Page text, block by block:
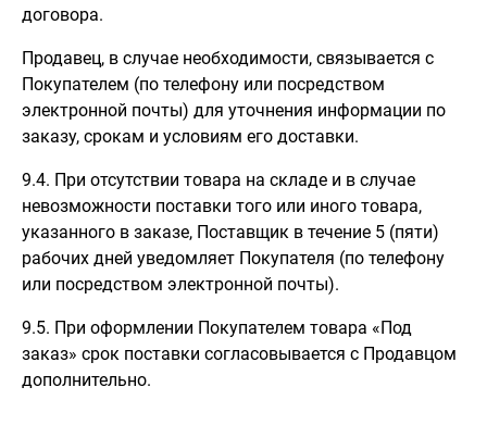
договора.
Продавец, в случае необходимости, связывается с
Покупателем (по телефону или посредством
электронной почты) для уточнения информации по
заказу, срокам и условиям его доставки.
9.4. При отсутствии товара на складе и в случае
невозможности поставки того или иного товара,
указанного в заказе, Поставщик в течение 5 (пяти)
рабочих дней уведомляет Покупателя (по телефону
или посредством электронной почты).
9.5. При оформлении Покупателем товара «Под
заказ» срок поставки согласовывается с Продавцом
дополнительно.